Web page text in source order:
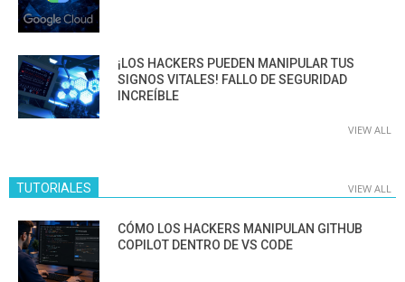
¡LOS HACKERS PUEDEN MANIPULAR TUS
SIGNOS VITALES! FALLO DE SEGURIDAD
INCREÍBLE
VIEW ALL
TUTORIALES VIEW ALL
CÓMO LOS HACKERS MANIPULAN GITHUB
COPILOT DENTRO DE VS CODE